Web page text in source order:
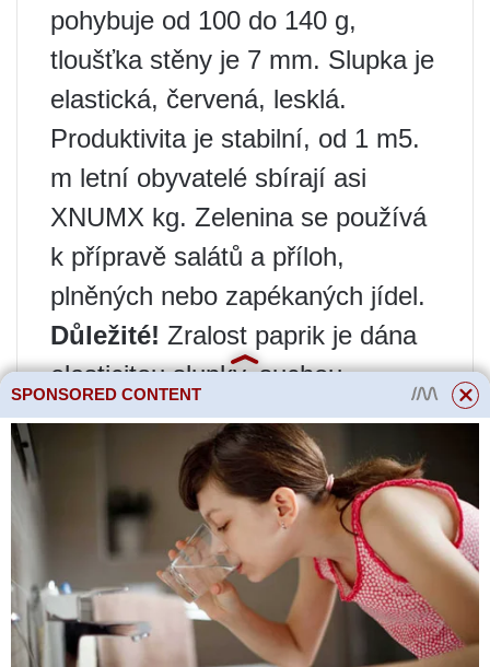
pohybuje od 100 do 140 g,
tloušťka stěny je 7 mm. Slupka je
elastická, červená, lesklá.
Produktivita je stabilní, od 1 m5.
m letní obyvatelé sbírají asi
XNUMX kg. Zelenina se používá
k přípravě salátů a příloh,
plněných nebo zapékaných jídel.
Důležité! Zralost paprik je dána
elasticitou slupky, suchou
stopkou a jasem barvy. Pro
dlouhodobé skladování se sklizeň
umístí do dřevěných krabic,
navrchu se zakryje novinami a
uloží se do suchého a tmavého
sklepa nebo suterénu. Papriky se
silnými stěnami se tam skladují
SPONSORED CONTENT